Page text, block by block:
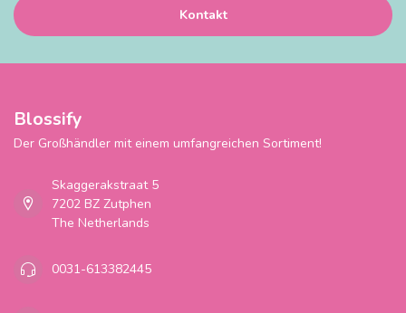
Kontakt
Blossify
Der Großhändler mit einem umfangreichen Sortiment!
Skaggerakstraat 5
7202 BZ Zutphen
The Netherlands
0031-613382445